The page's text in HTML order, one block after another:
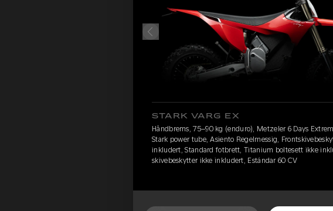
STARK VARG EX
Håndbrems, 75–90 kg (enduro), Metzeler 6 Days
Stark power tube, Asiento Regelmessig,
inkludert, Standard fotbrett, Titanium boltesett ikke
skivebeskytter ikke inkludert, Estándar 60 CV